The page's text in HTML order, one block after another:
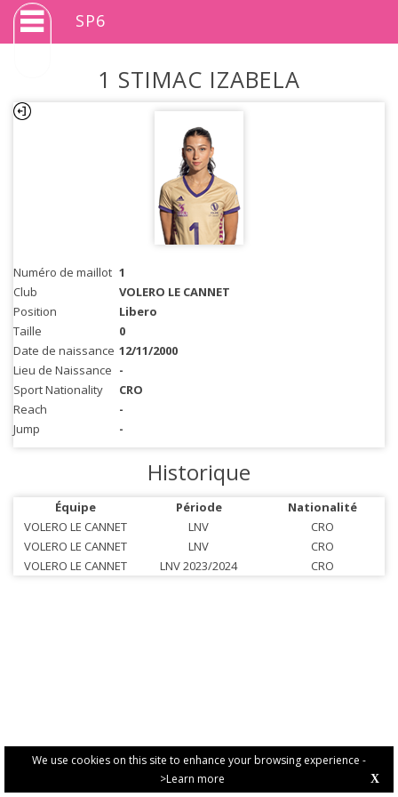
We use cookies on this site to enhance your browsing experience -
>Learn more
X
SP6
1 STIMAC IZABELA
Numéro de maillot 1
Club
VOLERO LE CANNET
Position
Libero
Taille
0
Date de naissance 12/11/2000
Lieu de Naissance -
Sport Nationality
CRO
Reach
-
Jump
-
Historique
Équipe Période
Nationalité
VOLERO LE CANNET
LNV
CRO
VOLERO LE CANNET
LNV
CRO
VOLERO LE CANNET
LNV 2023/2024 CRO